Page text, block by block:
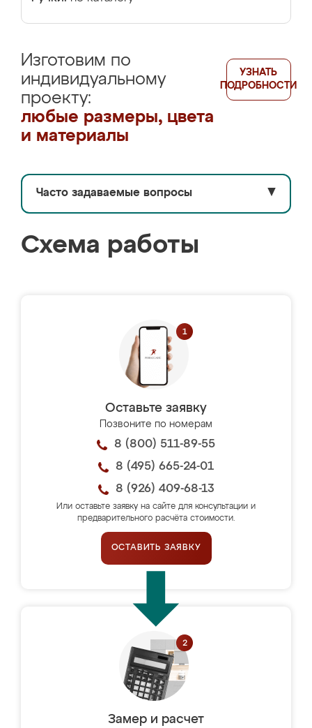
Изготовим по
индивидуальному
проекту:
любые размеры, цвета
и материалы
УЗНАТЬ
ПОДРОБНОСТИ
Часто задаваемые вопросы ▼
Схема работы
Оставьте заявку
Позвоните по номерам
8 (800) 511-89-55
8 (495) 665-24-01
8 (926) 409-68-13
Или оставьте заявку на сайте для консультации и
предварительного расчёта стоимости.
ОСТАВИТЬ ЗАЯВКУ
Замер и расчет